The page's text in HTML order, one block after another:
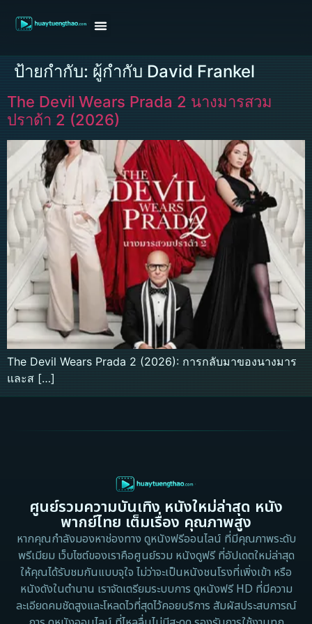
ป้ายกำกับ: ผู้กำกับ David Frankel
The Devil Wears Prada 2 นางมารสวม
ปราด้า 2 (2026)
The Devil Wears Prada 2 (2026): การกลับมาของนางมาร
และส […]
ศูนย์รวมความบันเทิง หนังใหม่ล่าสุด หนัง
พากย์ไทย เต็มเรื่อง คุณภาพสูง
หากคุณกำลังมองหาช่องทาง ดูหนังฟรีออนไลน์ ที่มีคุณภาพระดับ
พรีเมียม เว็บไซต์ของเราคือศูนย์รวม หนังดูฟรี ที่อัปเดตใหม่ล่าสุด
ให้คุณได้รับชมกันแบบจุใจ ไม่ว่าจะเป็นหนังชนโรงที่เพิ่งเข้า หรือ
หนังดังในตำนาน เราจัดเตรียมระบบการ ดูหนังฟรี HD ที่มีความ
ละเอียดคมชัดสูงและโหลดไวที่สุดไว้คอยบริการ สัมผัสประสบการณ์